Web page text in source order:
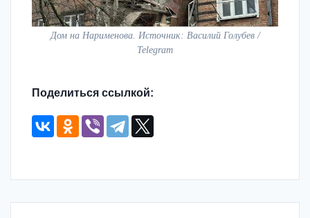
Дом на Нарименова. Источник: Василий Голубев /
Telegram
Поделиться ссылкой: